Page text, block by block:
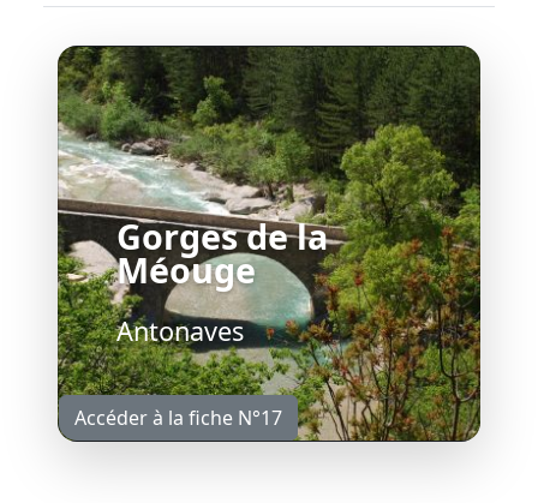
Gorges de la
Méouge
Antonaves
Accéder à la fiche N°17